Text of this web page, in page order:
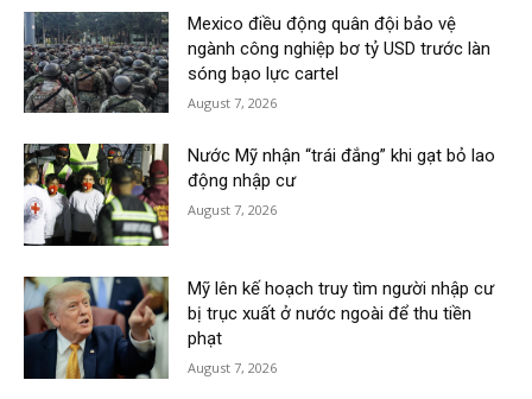
Mexico điều động quân đội bảo vệ
ngành công nghiệp bơ tỷ USD trước làn
sóng bạo lực cartel
August 7, 2026
Nước Mỹ nhận “trái đắng” khi gạt bỏ lao
động nhập cư
August 7, 2026
Mỹ lên kế hoạch truy tìm người nhập cư
bị trục xuất ở nước ngoài để thu tiền
phạt
August 7, 2026